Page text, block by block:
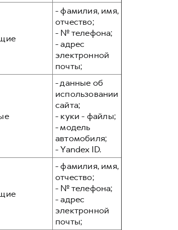
- фамилия, имя,
отчество;
- № телефона;
- адрес
электронной
почты;
- данные об
использовании
сайта;
- куки - файлы;
- модель
автомобиля;
- Yandex ID.
- фамилия, имя,
отчество;
- № телефона;
- адрес
электронной
почты;